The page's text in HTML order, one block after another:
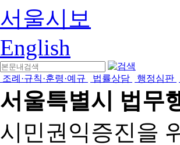
서울시보
English
조례·규칙·훈령·예규 법률상담 행정심판
서울특별시 법무
시민권익증진을